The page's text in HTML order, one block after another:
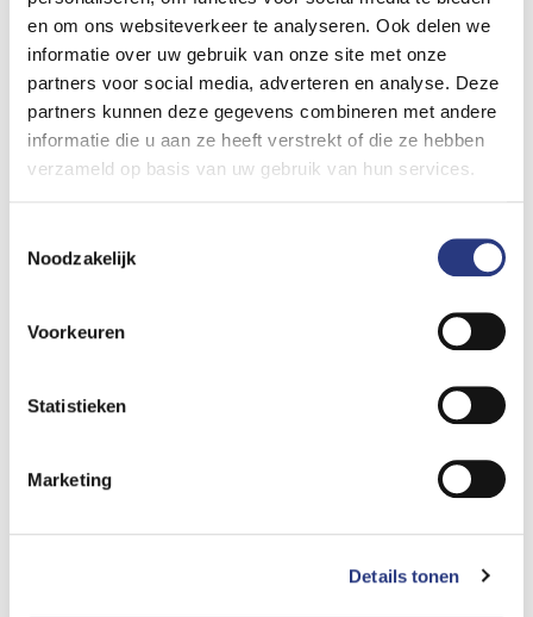
en om ons websiteverkeer te analyseren. Ook delen we
informatie over uw gebruik van onze site met onze
partners voor social media, adverteren en analyse. Deze
partners kunnen deze gegevens combineren met andere
informatie die u aan ze heeft verstrekt of die ze hebben
verzameld op basis van uw gebruik van hun services.
Noodzakelijk
Voorkeuren
Statistieken
Marketing
Details tonen
24/02/2021
Auto polijsten
Auto polijsten is een goede manier om uw autolak
weer te laten stralen. Bij het polijsten van uw auto
wordt er een stukje van het materiaal afgeschaafd
Wat houdt Tesla schadeherstel
schadeherstel door middel van de Tesla Approved
Body Shop van ASN Autoschade Vermaire